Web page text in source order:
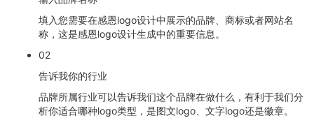
填入您需要在感恩logo设计中展示的品牌、商标或者网站名
称，这是感恩logo设计生成中的重要信息。
02
告诉我你的行业
品牌所属行业可以告诉我们这个品牌在做什么，有利于我们分
析你适合哪种logo类型，是图文logo、文字logo还是徽章。